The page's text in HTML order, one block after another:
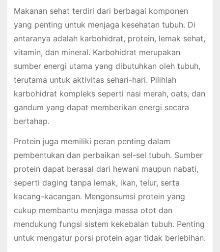
Makanan sehat terdiri dari berbagai komponen
yang penting untuk menjaga kesehatan tubuh. Di
antaranya adalah karbohidrat, protein, lemak sehat,
vitamin, dan mineral. Karbohidrat merupakan
sumber energi utama yang dibutuhkan oleh tubuh,
terutama untuk aktivitas sehari-hari. Pilihlah
karbohidrat kompleks seperti nasi merah, oats, dan
gandum yang dapat memberikan energi secara
bertahap.
Protein juga memiliki peran penting dalam
pembentukan dan perbaikan sel-sel tubuh. Sumber
protein dapat berasal dari hewani maupun nabati,
seperti daging tanpa lemak, ikan, telur, serta
kacang-kacangan. Mengonsumsi protein yang
cukup membantu menjaga massa otot dan
mendukung fungsi sistem kekebalan tubuh. Penting
untuk mengatur porsi protein agar tidak berlebihan.